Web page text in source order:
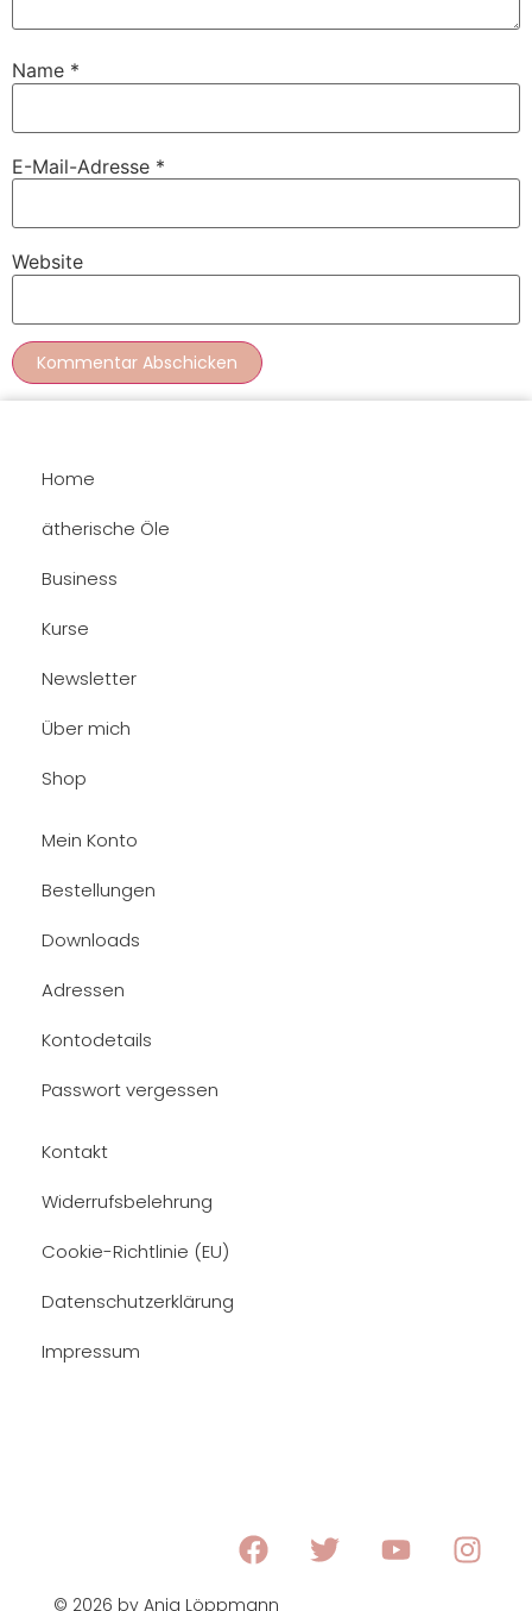
Name *
E-Mail-Adresse *
Website
© 2026 by Anja Löppmann
Home
ätherische Öle
Business
Kurse
Newsletter
Über mich
Shop
Mein Konto
Bestellungen
Downloads
Adressen
Kontodetails
Passwort vergessen
Kontakt
Widerrufsbelehrung
Cookie-Richtlinie (EU)
Datenschutzerklärung
Impressum